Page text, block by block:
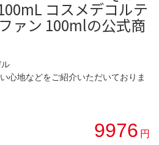
コスメデコルテ
ァン 100mlの公式商
心地などをご紹介いただいておりま
9976 円